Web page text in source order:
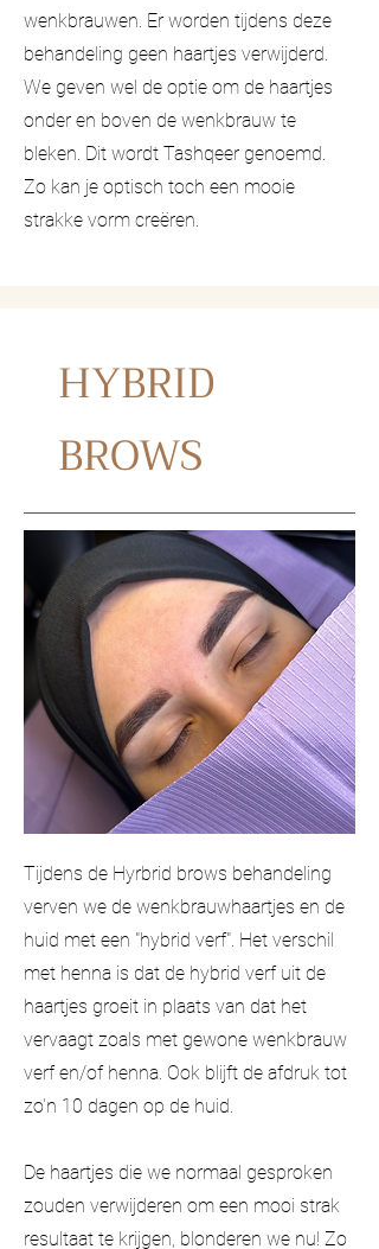
wenkbrauwen. Er worden tijdens deze
behandeling geen haartjes verwijderd.
We geven wel de optie om de haartjes
onder en boven de wenkbrauw te
bleken. Dit wordt Tashqeer genoemd.
Zo kan je optisch toch een mooie
strakke vorm creëren.
HYBRID
BROWS
Tijdens de Hyrbrid brows behandeling
verven we de wenkbrauwhaartjes en de
huid met een "hybrid verf". Het verschil
met henna is dat de hybrid verf uit de
haartjes groeit in plaats van dat het
vervaagt zoals met gewone wenkbrauw
verf en/of henna. Ook blijft de afdruk tot
zo'n 10 dagen op de huid.
De haartjes die we normaal gesproken
zouden verwijderen om een mooi strak
resultaat te krijgen, blonderen we nu! Zo